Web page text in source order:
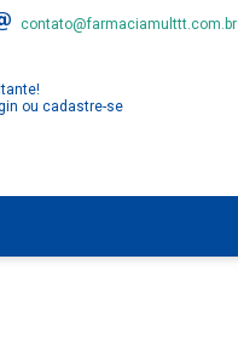
contato@farmaciamulttt.com.br
ou cadastre-se